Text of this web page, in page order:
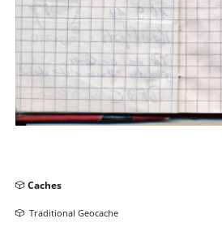
Navigation
Caches
Traditional Geocache